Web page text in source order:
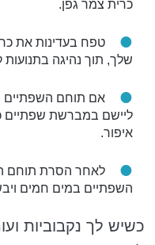
כרית צמר גפן.
טפח בעדינות את
שלך, תוך נהיגה בתנועות
אם תוחם השפתיים
ליישם במברשת שפתיים
איפור.
לאחר הסרת תוחם
השפתיים במים חמים
כשיש לך נקבוביות